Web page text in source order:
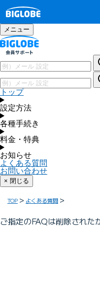
メニュー
トップ
設定方法
各種手続き
料金・特典
お知らせ
よくある質問
お問い合わせ
× 閉じる
TOP よくある質問
ご指定のFAQは削除された